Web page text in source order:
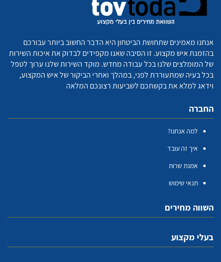
אנחנו מאמינים שתחושת הביטחון היא הדבר החשוב ביותר עבורכם
בהזמנת איש מקצוע. זו הסיבה שאנו מקפידים לבדוק את איכות השירות
של המומלצים שלנו בכל עבודה מחדש. מוקד השירות שלנו ערוך לטפל
בכל בעיה שמתעוררת לפני, במהלך ואחרי הביקור של איש המקצוע,
וידאג למלא את בקשתכם לשביעות רצונכם המלאה
החברה
למה אנחנו?
איך זה עובד
אמנת שרות
תנאי שימוש
השווה מחירים
בעלי מקצוע